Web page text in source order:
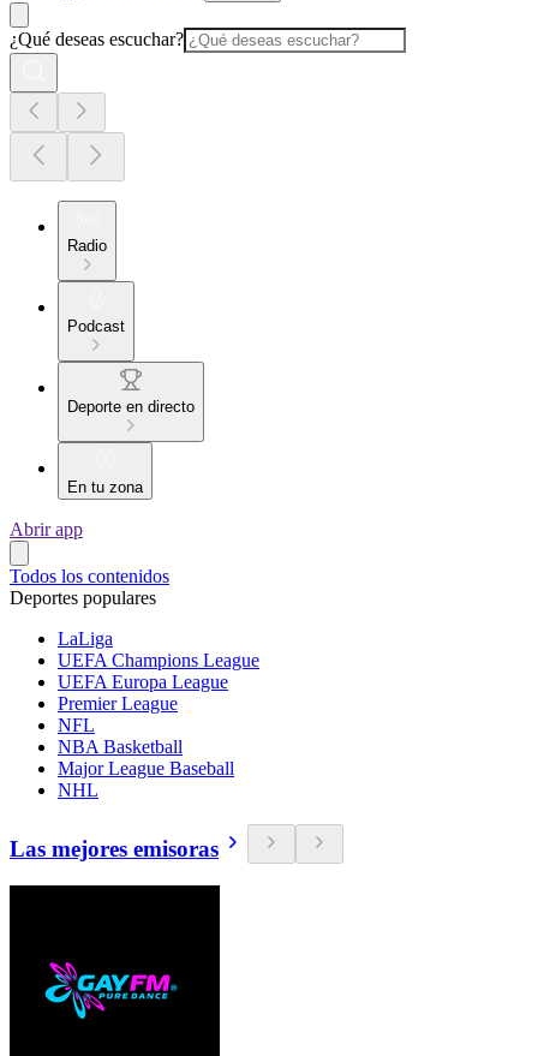
¿Qué deseas escuchar?
Radio
Podcast
Deporte en directo
En tu zona
Abrir app
Todos los contenidos
Deportes populares
LaLiga
UEFA Champions League
UEFA Europa League
Premier League
NFL
NBA Basketball
Major League Baseball
NHL
Las mejores emisoras